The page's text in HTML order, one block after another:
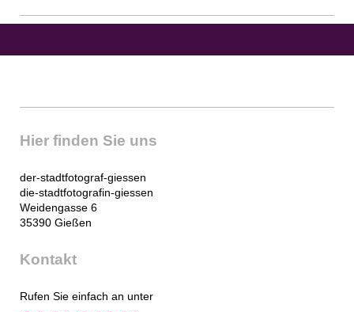
Hier finden Sie uns
der-stadtfotograf-giessen
die-stadtfotografin-giessen
Weidengasse 6
35390 Gießen
Kontakt
Rufen Sie einfach an unter